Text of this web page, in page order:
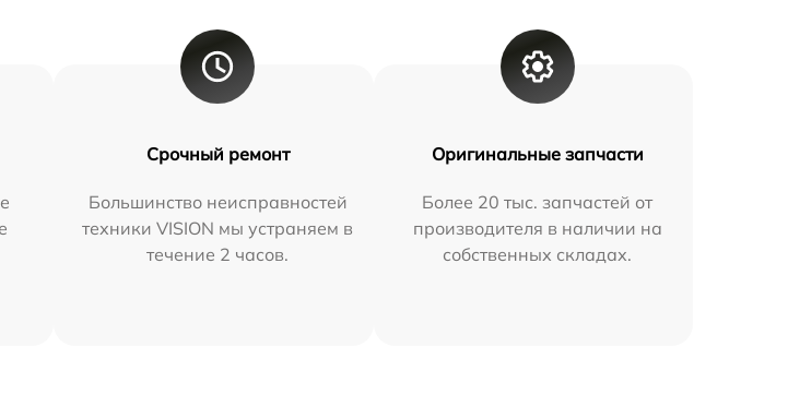
Срочный ремонт
Большинство неисправностей
техники VISION мы устраняем в
течение 2 часов.
Оригинальные запчасти
Более 20 тыс. запчастей от
производителя в наличии на
собственных складах.